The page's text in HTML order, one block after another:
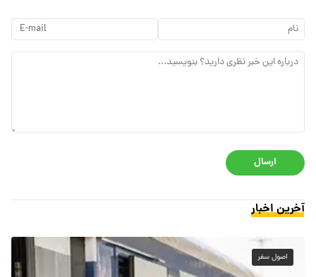
ارسال
آخرین اخبار
اصول سفر